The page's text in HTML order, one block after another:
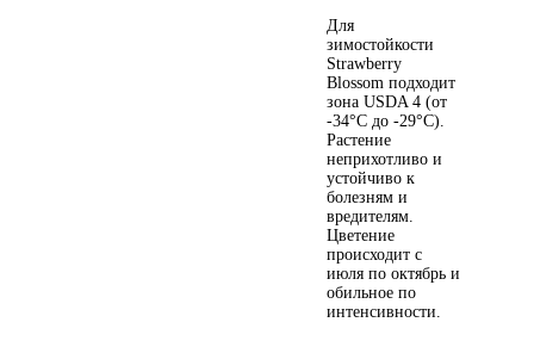
Для
зимостойкости
Strawberry
Blossom подходит
зона USDA 4 (от
-34°C до -29°C).
Растение
неприхотливо и
устойчиво к
болезням и
вредителям.
Цветение
происходит с
июля по октябрь и
обильное по
интенсивности.